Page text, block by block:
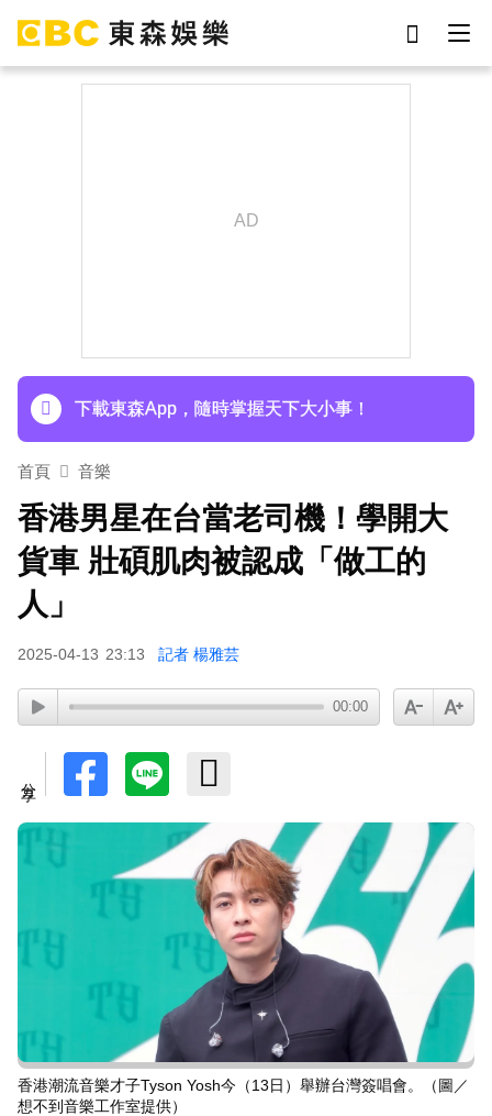
下載東森App，隨時掌握天下大小事！
首頁 音樂
香港男星在台當老司機！學開大
貨車 壯碩肌肉被認成「做工的
人」
2025-04-13 23:13 記者 楊雅芸
00:00
香港潮流音樂才子Tyson Yosh今（13日）舉辦台灣簽唱會。（圖／
想不到音樂工作室提供）